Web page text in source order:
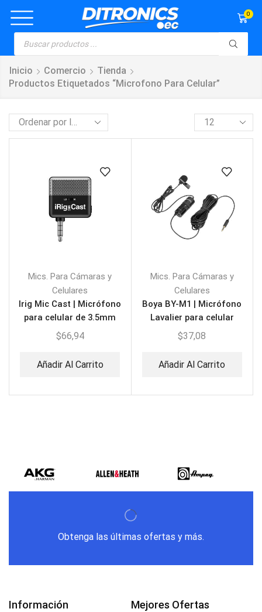
0
Inicio Comercio
Tienda
Productos Etiquetados “microfono Para Celular”
Mics. Para Cámaras y
Celulares
Irig Mic Cast | Micrófono
para celular de 3.5mm
$66,94
Añadir Al Carrito
Mics. Para Cámaras y
Celulares
Boya BY-M1 | Micrófono
Lavalier para celular
$37,08
Añadir Al Carrito
Obtenga las últimas ofertas y más.
Información Mejores Ofertas